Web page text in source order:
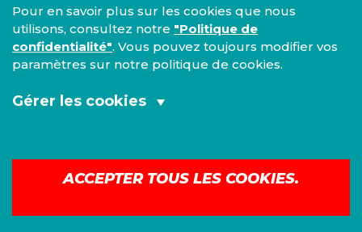
Pour en savoir plus sur les cookies que nous
utilisons, consultez notre "Politique de
confidentialité". Vous pouvez toujours modifier vos
paramètres sur notre politique de cookies.
Gérer les cookies
ACCEPTER TOUS LES COOKIES.
économique, social, financier, administratif, politique,
éthique, juridique et environnemental.
IEV
1000 Bruxelles